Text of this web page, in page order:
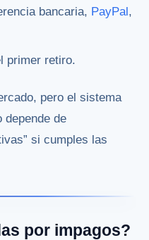
bancaria, PayPal,
primer retiro.
pero el sistema
depende de
si cumples las
por impagos?